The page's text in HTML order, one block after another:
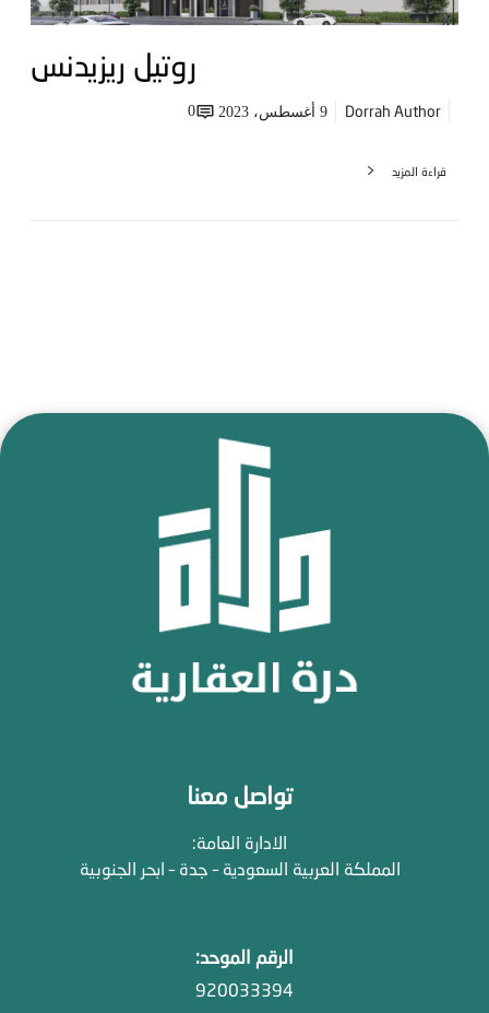
روتيل ريزيدنس
Dorrah Author 9 أغسطس، 2023 0
قراءة المزيد
تواصل معنا
الادارة العامة:
المملكة العربية السعودية – جدة – ابحر الجنوبية
الرقم الموحد:
920033394